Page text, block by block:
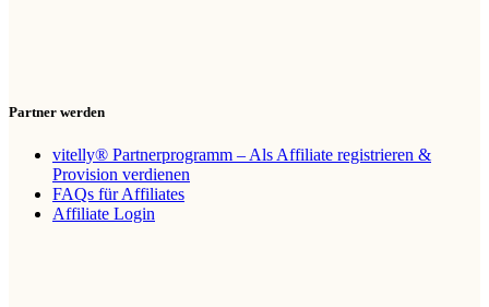
Partner werden
vitelly® Partnerprogramm – Als Affiliate registrieren &
Provision verdienen
FAQs für Affiliates
Affiliate Login